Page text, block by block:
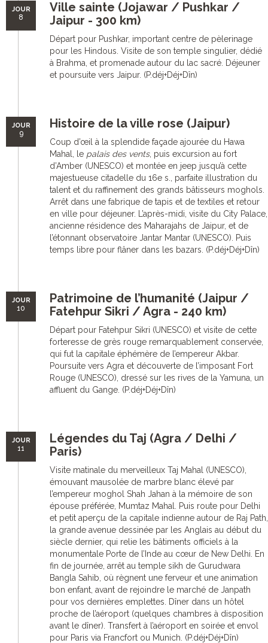
JOUR
8
Ville sainte (Jojawar / Pushkar /
Jaipur - 300 km)
Départ pour Pushkar, important centre de pèlerinage
pour les Hindous. Visite de son temple singulier, dédié
à Brahma, et promenade autour du lac sacré. Déjeuner
et poursuite vers Jaipur. (P.déj+Déj+Dîn)
JOUR
9
Histoire de la ville rose (Jaipur)
Coup d’œil à la splendide façade ajourée du Hawa
Mahal, le palais des vents, puis excursion au fort
d’Amber (UNESCO) et montée en jeep jusqu’à cette
majestueuse citadelle du 16e s., parfaite illustration du
talent et du raffinement des grands bâtisseurs moghols.
Arrêt dans une fabrique de tapis et de textiles et retour
en ville pour déjeuner. L’après-midi, visite du City Palace,
ancienne résidence des Maharajahs de Jaipur, et de
l’étonnant observatoire Jantar Mantar (UNESCO). Puis
temps libre pour flâner dans les bazars. (P.déj+Déj+Dîn)
JOUR
10
Patrimoine de l’humanité (Jaipur /
Fatehpur Sikri / Agra - 240 km)
Départ pour Fatehpur Sikri (UNESCO) et visite de cette
forteresse de grès rouge remarquablement conservée,
qui fut la capitale éphémère de l’empereur Akbar.
Poursuite vers Agra et découverte de l’imposant Fort
Rouge (UNESCO), dressé sur les rives de la Yamuna, un
affluent du Gange. (P.déj+Déj+Dîn)
JOUR
11
Légendes du Taj (Agra / Delhi /
Paris)
Visite matinale du merveilleux Taj Mahal (UNESCO),
émouvant mausolée de marbre blanc élevé par
l’empereur moghol Shah Jahan à la mémoire de son
épouse préférée, Mumtaz Mahal. Puis route pour Delhi
et petit aperçu de la capitale indienne autour de Raj Path,
la grande avenue dessinée par les Anglais au début du
siècle dernier, qui relie les bâtiments officiels à la
monumentale Porte de l’Inde au cœur de New Delhi. En
fin de journée, arrêt au temple sikh de Gurudwara
Bangla Sahib, où règnent une ferveur et une animation
bon enfant, avant de rejoindre le marché de Janpath
pour vos dernières emplettes. Dîner dans un hôtel
proche de l’aéroport (quelques chambres à disposition
avant le dîner). Transfert à l’aéroport en soirée et envol
pour Paris via Francfort ou Munich. (P.déj+Déj+Dîn)